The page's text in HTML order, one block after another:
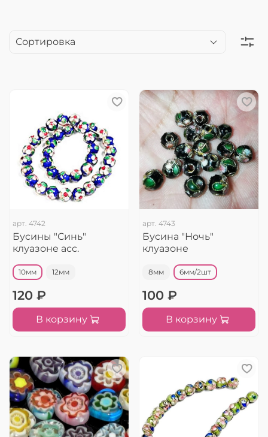
арт. 4742
Бусины "Синь"
клуазоне асс.
10мм 12мм
120 ₽
В корзину
арт. 4743
Бусина "Ночь"
клуазоне
8мм 6мм/2шт
100 ₽
В корзину